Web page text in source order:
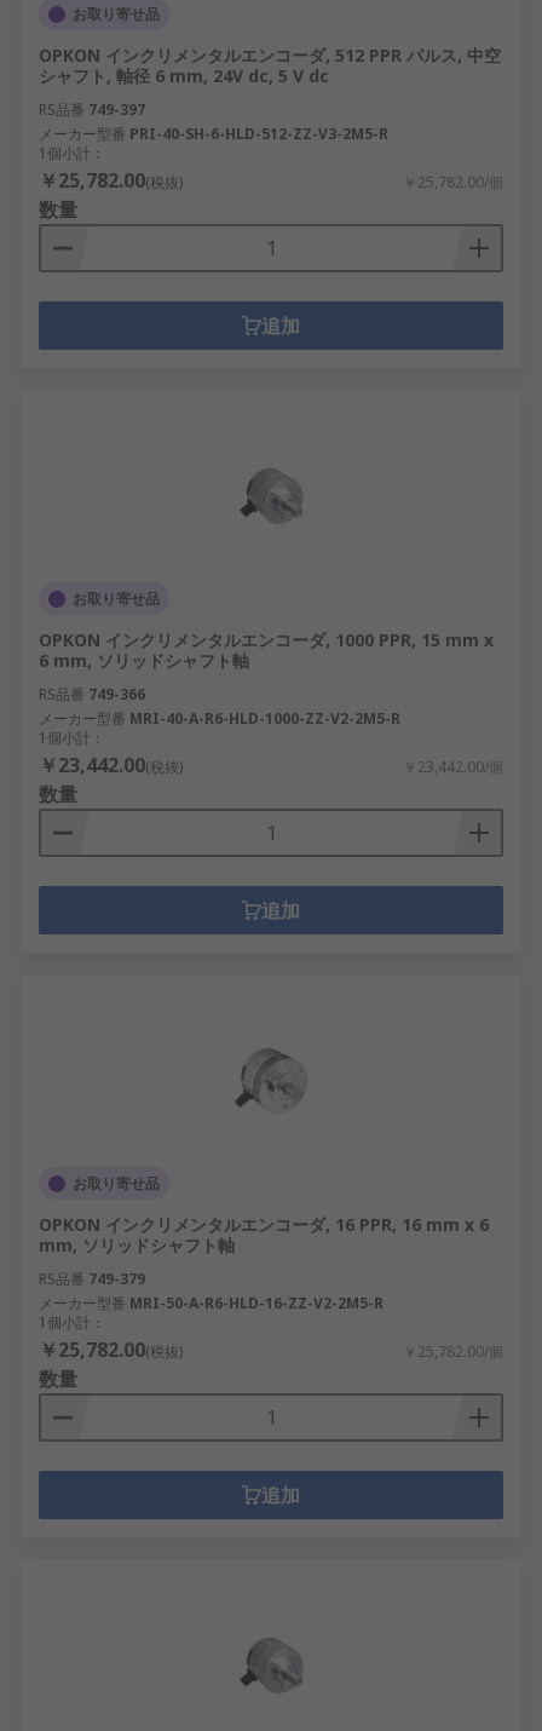
お取り寄せ品
OPKON インクリメンタルエンコーダ, 512 PPR パルス, 中空
シャフト, 軸径 6 mm, 24V dc, 5 V dc
RS品番 749-397
メーカー型番 PRI-40-SH-6-HLD-512-ZZ-V3-2M5-R
1個小計：
￥25,782.00(税抜) ￥25,782.00/個
数量
追加
お取り寄せ品
OPKON インクリメンタルエンコーダ, 1000 PPR, 15 mm x
6 mm, ソリッドシャフト軸
RS品番 749-366
メーカー型番 MRI-40-A-R6-HLD-1000-ZZ-V2-2M5-R
1個小計：
￥23,442.00(税抜) ￥23,442.00/個
数量
追加
お取り寄せ品
OPKON インクリメンタルエンコーダ, 16 PPR, 16 mm x 6
mm, ソリッドシャフト軸
RS品番 749-379
メーカー型番 MRI-50-A-R6-HLD-16-ZZ-V2-2M5-R
1個小計：
￥25,782.00(税抜) ￥25,782.00/個
数量
追加